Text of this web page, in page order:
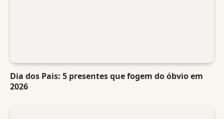
Dia dos Pais: 5 presentes que fogem do óbvio em
2026